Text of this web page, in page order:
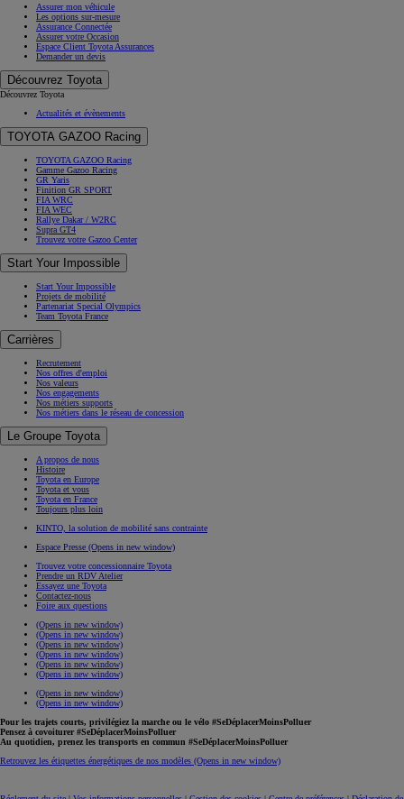
Assurer mon véhicule
Les options sur-mesure
Assurance Connectée
Assurer votre Occasion
Espace Client Toyota Assurances
Demander un devis
Découvrez Toyota
Découvrez Toyota
Actualités et évènements
TOYOTA GAZOO Racing
TOYOTA GAZOO Racing
Gamme Gazoo Racing
GR Yaris
Finition GR SPORT
FIA WRC
FIA WEC
Rallye Dakar / W2RC
Supra GT4
Trouvez votre Gazoo Center
Start Your Impossible
Start Your Impossible
Projets de mobilité
Partenariat Special Olympics
Team Toyota France
Carrières
Recrutement
Nos offres d'emploi
Nos valeurs
Nos engagements
Nos métiers supports
Nos métiers dans le réseau de concession
Le Groupe Toyota
A propos de nous
Histoire
Toyota en Europe
Toyota et vous
Toyota en France
Toujours plus loin
KINTO, la solution de mobilité sans contrainte
Espace Presse (Opens in new window)
Trouvez votre concessionnaire Toyota
Prendre un RDV Atelier
Essayez une Toyota
Contactez-nous
Foire aux questions
(Opens in new window)
(Opens in new window)
(Opens in new window)
(Opens in new window)
(Opens in new window)
(Opens in new window)
(Opens in new window)
(Opens in new window)
Pour les trajets courts, privilégiez la marche ou le vélo #SeDéplacerMoinsPolluer
Pensez à covoiturer #SeDéplacerMoinsPolluer
Au quotidien, prenez les transports en commun #SeDéplacerMoinsPolluer
Retrouvez les étiquettes énergétiques de nos modèles (Opens in new window)